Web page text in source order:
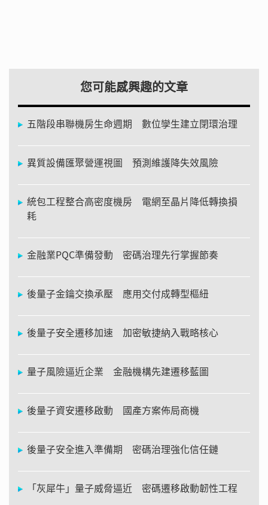
您可能感興趣的文章
五階段串聯機房生命週期 數位孿生建立閉環治理
異質設備匯聚營運視圖 預測維護降失效風險
統包工程整合高密度機房 電網至晶片降低轉換損
耗
金融業PQC準備發動 密碼治理先行掌握節奏
後量子金鑰交換承壓 應用交付成轉型樞紐
後量子安全遷移加速 加密敏捷納入戰略核心
量子風險逼近企業 金融機構先建遷移藍圖
後量子資安遷移啟動 國產方案佈局商機
後量子安全進入準備期 密碼治理強化信任鏈
「灰犀牛」量子威脅逼近 密碼遷移啟動韌性工程